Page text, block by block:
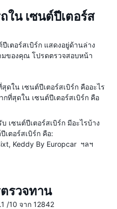
ใน เซนต์ปีเตอร์ส
เตอร์สเบิร์ก แสดงอยู่ด้านล่าง
ของคุณ โปรดตรวจสอบหน้า
ดใน เซนต์ปีเตอร์สเบิร์ก คืออะไร
กที่สุดใน เซนต์ปีเตอร์สเบิร์ก คือ
เซนต์ปีเตอร์สเบิร์ก มีอะไรบ้าง
เตอร์สเบิร์ก คือ:
Keddy By Europcar ฯลฯ
รวจทาน
/10 จาก 12842